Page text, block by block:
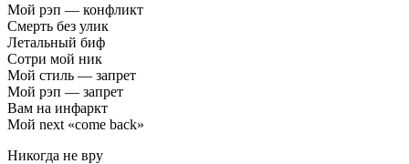
Мой рэп — конфликт
Смерть без улик
Летальный биф
Сотри мой ник
Мой стиль — запрет
Мой рэп — запрет
Вам на инфаркт
Мой next «come back»
Никогда не вру